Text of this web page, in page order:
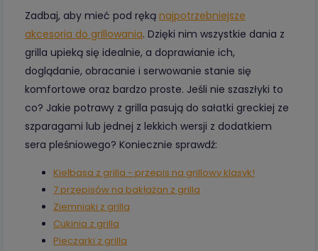
Zadbaj, aby mieć pod ręką najpotrzebniejsze
akcesoria do grillowania. Dzięki nim wszystkie dania z
grilla upieką się idealnie, a doprawianie ich,
doglądanie, obracanie i serwowanie stanie się
komfortowe oraz bardzo proste. Jeśli nie szaszłyki to
co? Jakie potrawy z grilla pasują do sałatki greckiej ze
szparagami lub jednej z lekkich wersji z dodatkiem
sera pleśniowego? Koniecznie sprawdź:
Kiełbasa z grilla - przepis na grillowy klasyk!
7 przepisów na bakłażan z grilla
Ziemniaki z grilla
Cukinia z grilla
Pieczarki z grilla